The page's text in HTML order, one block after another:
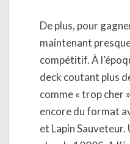
De plus, pour
maintenant
compétitif. À
deck coutant plus
comme « trop cher
encore du format
et Lapin Sauveteur.